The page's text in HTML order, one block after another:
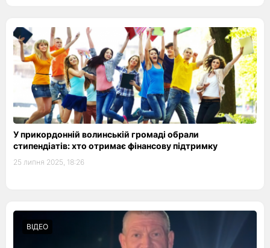
У прикордонній волинській громаді обрали
стипендіатів: хто отримає фінансову підтримку
25 липня 2025, 18:26
ВІДЕО